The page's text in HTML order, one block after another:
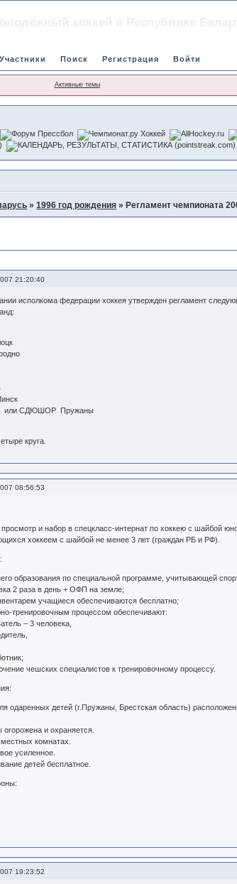
Участники Поиск Регистрация Войти
Активные темы
»1996 год рождения »Регламент чемпионата
21:20:40
исполкома федерации хоккея утвержден регламент
или СДЮШОР Пружаны
круга.
08:56:53
и набор в спецкласс-интернат по хоккею с шайбой
хоккеем с шайбой не менее 3 лет (граждан РБ и РФ).
образования по специальной программе, учитывающей
2 раза в день + ОФП на земле;
учащиеся обеспечиваются бесплатно;
тренировочным процессом обеспечивают:
– 3 человека,
чешских специалистов к тренировочному процессу.
одаренных детей (г.Пружаны, Брестская область)
и охраняется.
комнатах.
усиленное.
детей бесплатное.
19:23:52